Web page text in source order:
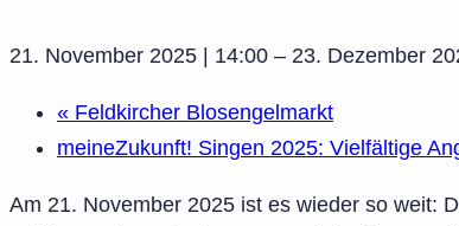
21. November 2025 | 14:00 – 23. Dezember
« Feldkircher Blosengelmarkt
meineZukunft! Singen 2025: Vielfältige
Am 21. November 2025 ist es wieder so weit: